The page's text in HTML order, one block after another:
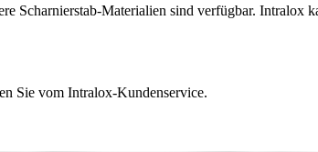
Scharnierstab-Materialien sind verfügbar. Intralox
Sie vom Intralox-Kundenservice.